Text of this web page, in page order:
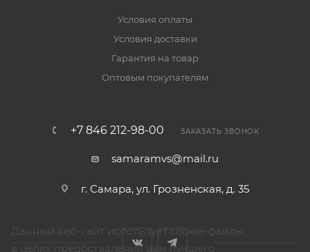
Условия оплаты
Условия доставки
Гарантия на товар
Оптовым покупателям
+7 846 212-98-00 ЗАКАЗАТЬ ЗВОНОК
samaramvs@mail.ru
г. Самара, ул. Грозненская, д. 35
Данный веб-сайт использует cookie-файлы
в целях предоставления вам лучшего